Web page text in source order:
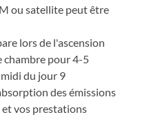
ou satellite peut être
lors de l'ascension
chambre pour 4-5
du jour 9
des émissions
et vos prestations